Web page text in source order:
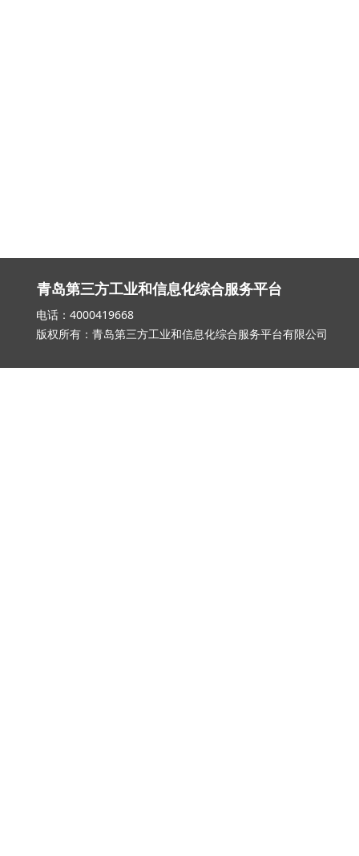
青岛第三方工业和信息化综合服务平台
电话：4000419668 邮箱：
版权所有：青岛第三方工业和信息化综合服务平台有